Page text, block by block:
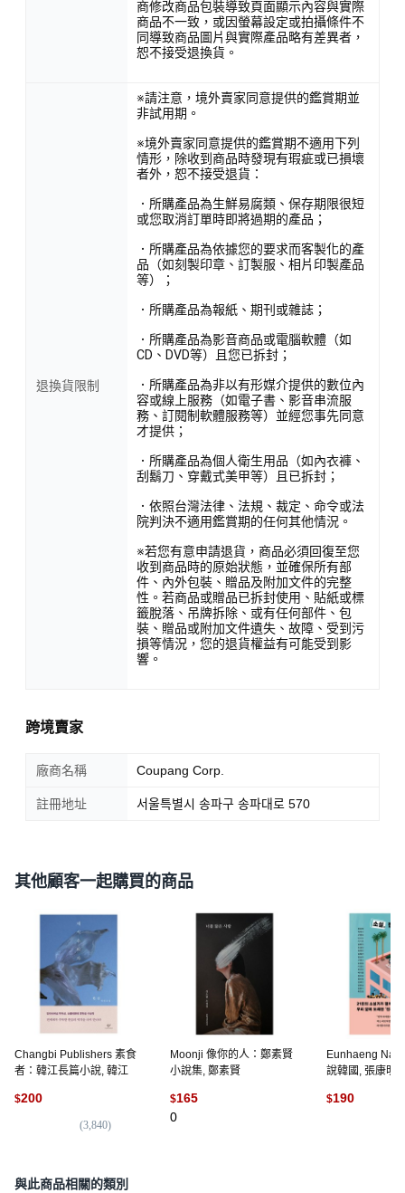
商修改商品包裝導致頁面顯示內容與實際
商品不一致，或因螢幕設定或拍攝條件不
同導致商品圖片與實際產品略有差異者，
恕不接受退換貨。
退換貨限制
※請注意，境外賣家同意提供的鑑賞期並
非試用期。
※境外賣家同意提供的鑑賞期不適用下列
情形，除收到商品時發現有瑕疵或已損壞
者外，恕不接受退貨：
．所購產品為生鮮易腐類、保存期限很短
或您取消訂單時即將過期的產品；
．所購產品為依據您的要求而客製化的產
品（如刻製印章、訂製服、相片印製產品
等）；
．所購產品為報紙、期刊或雜誌；
．所購產品為影音商品或電腦軟體（如
CD、DVD等）且您已拆封；
．所購產品為非以有形媒介提供的數位內
容或線上服務（如電子書、影音串流服
務、訂閱制軟體服務等）並經您事先同意
才提供；
．所購產品為個人衛生用品（如內衣褲、
刮鬍刀、穿戴式美甲等）且已拆封；
．依照台灣法律、法規、裁定、命令或法
院判決不適用鑑賞期的任何其他情況。
※若您有意申請退貨，商品必須回復至您
收到商品時的原始狀態，並確保所有部
件、內外包裝、贈品及附加文件的完整
性。若商品或贈品已拆封使用、貼紙或標
籤脫落、吊牌拆除、或有任何部件、包
裝、贈品或附加文件遺失、故障、受到污
損等情況，您的退貨權益有可能受到影
響。
跨境賣家
廠商名稱 Coupang Corp.
註冊地址 서울특별시 송파구 송파대로 570
其他顧客一起購買的商品
Changbi Publishers 素食
者：韓江長篇小說, 韓江
$200
(3,840)
Moonji 像你的人：鄭素賢
小說集, 鄭素賢
$165
0
Eunhaeng
說韓國, 張康明,
$190
與此商品相關的類別